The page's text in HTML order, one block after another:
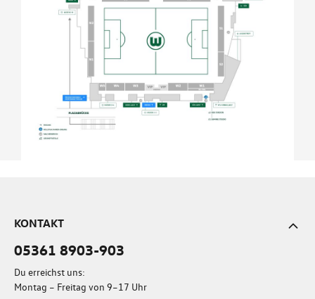
KONTAKT
05361 8903-903
Du erreichst uns:
Montag – Freitag von 9–17 Uhr